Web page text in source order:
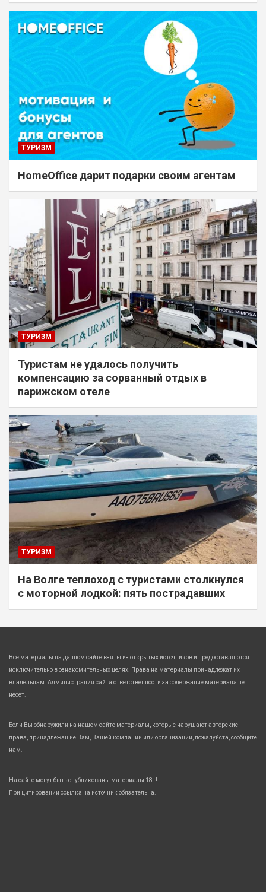
ТУРИЗМ
HomeOffice дарит подарки своим агентам
ТУРИЗМ
Туристам не удалось получить
компенсацию за сорванный отдых в
парижском отеле
ТУРИЗМ
На Волге теплоход с туристами столкнулся
с моторной лодкой: пять пострадавших
Все материалы на данном сайте взяты из открытых источников и предоставляются
исключительно в ознакомительных целях. Права на материалы принадлежат их
владельцам. Администрация сайта ответственности за содержание материала не
несет.
Если Вы обнаружили на нашем сайте материалы, которые нарушают авторские
права, принадлежащие Вам, Вашей компании или организации, пожалуйста, сообщите
нам.
На сайте могут быть опубликованы материалы 18+!
При цитировании ссылка на источник обязательна.